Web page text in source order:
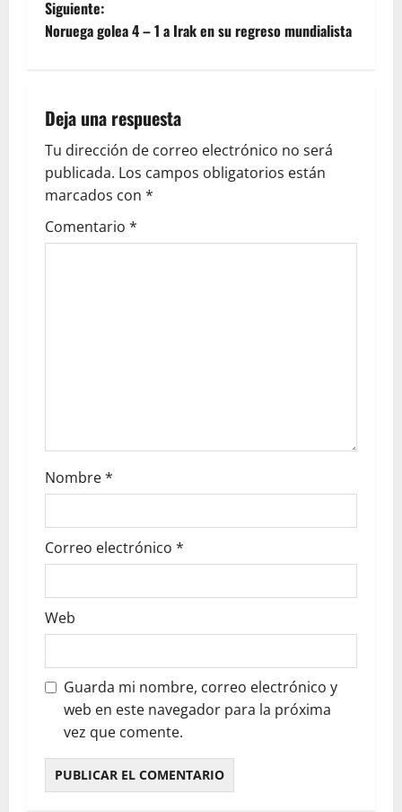
Siguiente:
Noruega golea 4 – 1 a Irak en su regreso mundialista
Deja una respuesta
Tu dirección de correo electrónico no será
publicada. Los campos obligatorios están
marcados con *
Comentario *
Nombre*
Correo electrónico *
Web
Guarda mi nombre, correo electrónico y
web en este navegador para la próxima
vez que comente.